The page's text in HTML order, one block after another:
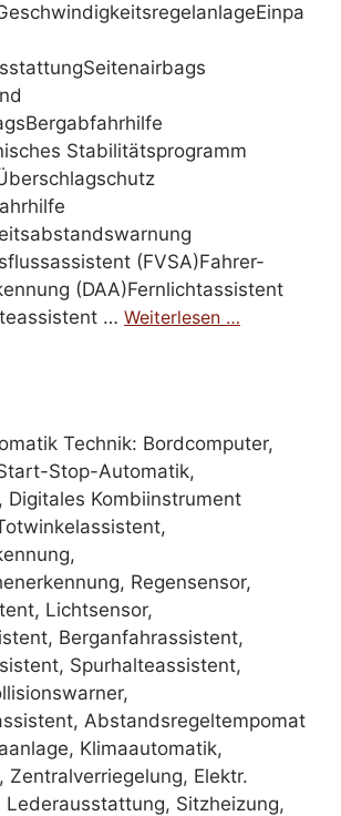
Stabilitätsprogramm
(FVSA)Fahrer-
(DAA)Fernlichtassistent
… Weiterlesen …
Technik: Bordcomputer,
Stop-Automatik,
Digitales Kombiinstrument
Regensensor,
Lichtsensor,
Berganfahrassistent,
Spurhalteassistent,
Abstandsregeltempomat
Klimaautomatik,
Zentralverriegelung, Elektr.
Lederausstattung, Sitzheizung,